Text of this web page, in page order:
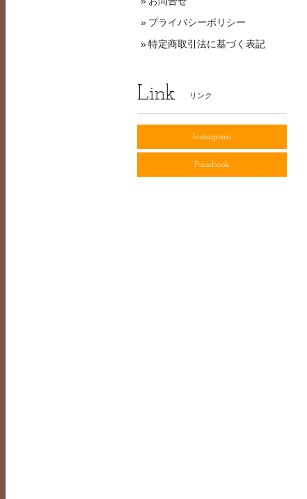
プライバシーポリシー
特定商取引法に基づく表記
Link リンク
Instagram
Facebook